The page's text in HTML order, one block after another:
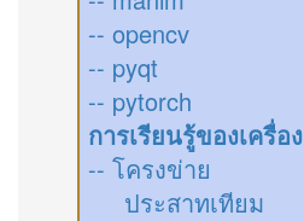
-- opencv
-- pyqt
-- pytorch
การเรียนรู้ของเครื่อง
-- โครงข่าย
ประสาทเทียม